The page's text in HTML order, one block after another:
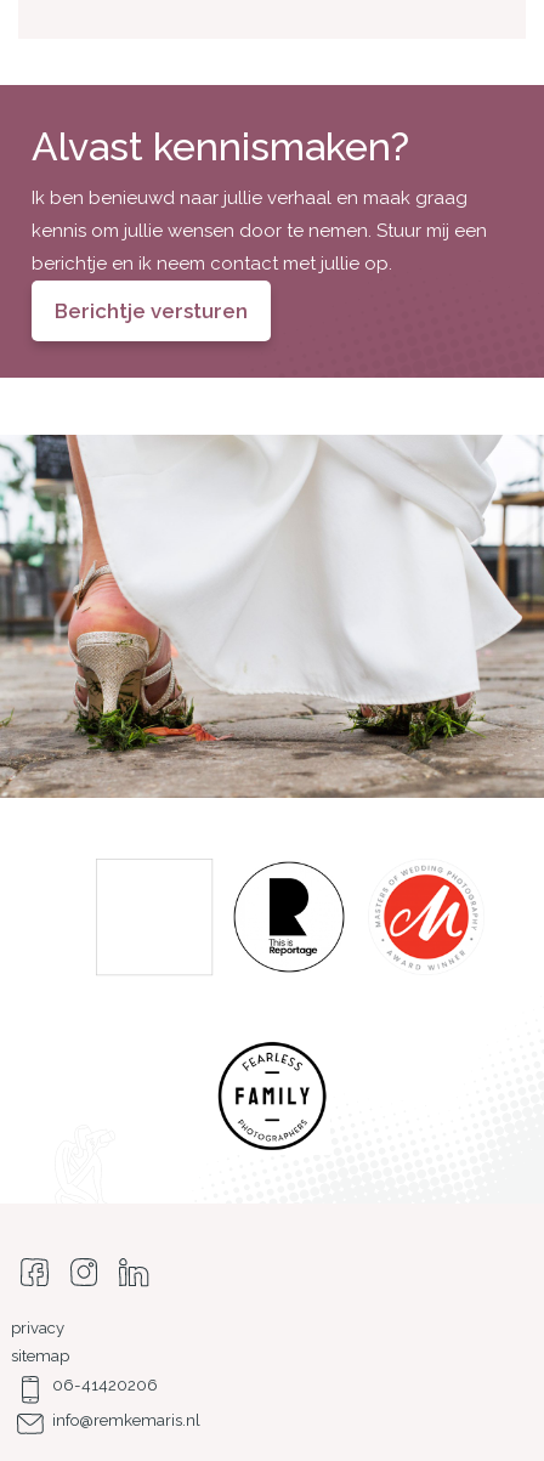
Alvast kennismaken?
Ik ben benieuwd naar jullie verhaal en maak graag
kennis om jullie wensen door te nemen. Stuur mij een
berichtje en ik neem contact met jullie op.
Berichtje versturen
privacy
sitemap
06-41420206
info@remkemaris.nl